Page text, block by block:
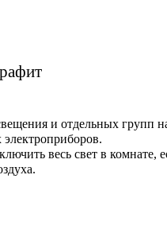
и отдельных групп
весь свет в комнате,